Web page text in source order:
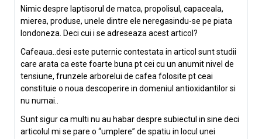
Nimic despre laptisorul de matca, propolisul, capaceala,
mierea, produse, unele dintre ele neregasindu-se pe piata
londoneza. Deci cui i se adreseaza acest articol?
Cafeaua..desi este puternic contestata in articol sunt studii
care arata ca este foarte buna pt cei cu un anumit nivel de
tensiune, frunzele arborelui de cafea folosite pt ceai
constituie o noua descoperire in domeniul antioxidantilor si
nu numai..
Sunt sigur ca multi nu au habar despre subiectul in sine deci
articolul mi se pare o “umplere” de spatiu in locul unei